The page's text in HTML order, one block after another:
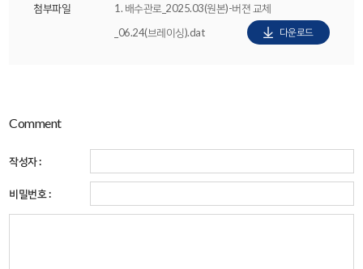
첨부파일
1. 배수관로_2025.03(원본)-버젼 교체
_06.24(브레이싱).dat
다운로드
Comment
작성자 :
비밀번호 :